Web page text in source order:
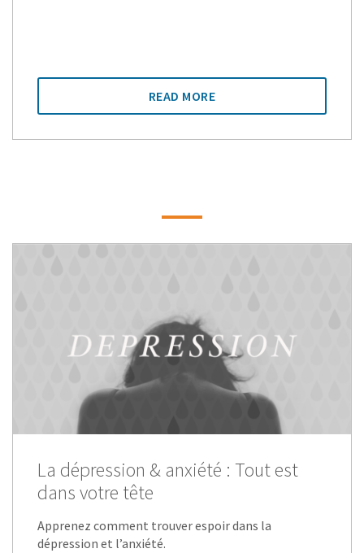
READ MORE
La dépression & anxiété : Tout est
dans votre tête
Apprenez comment trouver espoir dans la
dépression et l’anxiété.